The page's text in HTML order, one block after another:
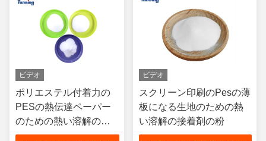
ビデオ
ポリエステル付着力の
PESの熱伝達ペーパー
のための熱い溶解の接
着剤の粉
ビデオ
スクリーン印刷のPesの薄
板になる生地のための熱
い溶解の接着剤の粉